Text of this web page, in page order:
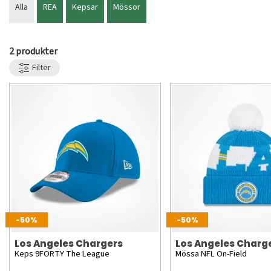
Alla REA Kepsar Mössor
2 produkter
Filter
-50%
Los Angeles Chargers
Keps 9FORTY The League
-50%
Los Angeles
Mössa NFL On-Field